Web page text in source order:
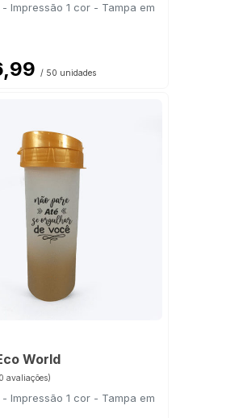
Impressão 1 cor - Tampa em
/ 50 unidades
World
avaliações)
Impressão 1 cor - Tampa em